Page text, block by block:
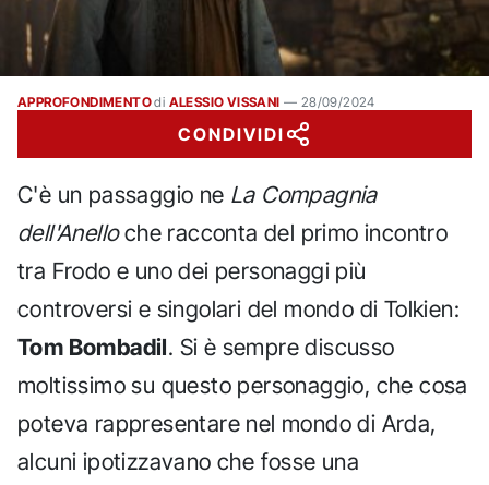
APPROFONDIMENTOdi ALESSIO VISSANI — 28/09/2024
CONDIVIDI
C'è un passaggio ne La Compagnia
dell'Anelloche racconta del primo incontro
tra Frodo e uno dei personaggi più
controversi e singolari del mondo di Tolkien:
Tom Bombadil. Si è sempre discusso
moltissimo su questo personaggio, che cosa
poteva rappresentare nel mondo di Arda,
alcuni ipotizzavano che fosse una